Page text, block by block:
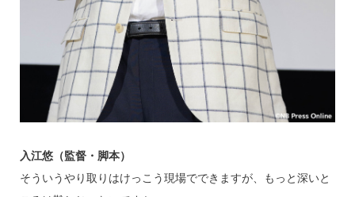
入江悠（監督・脚本）
そういうやり取りはけっこう現場でできますが、もっと深いと